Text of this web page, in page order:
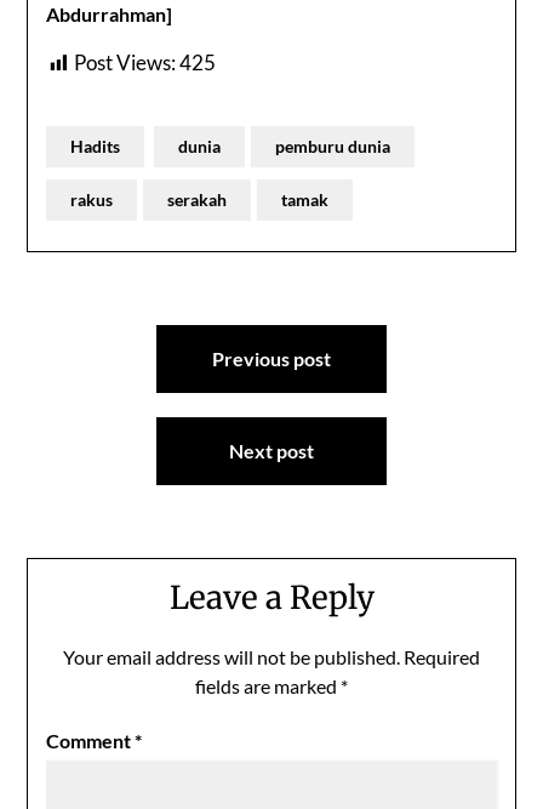
Abdurrahman]
Post Views:425
Hadits dunia pemburu dunia
rakus serakah tamak
Previous post
Next post
Leave a Reply
Your email address will not be published. Required
fields are marked *
Comment*